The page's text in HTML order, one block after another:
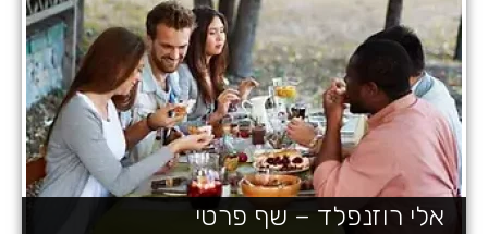
אלי רוזנפלד – שף פרטי